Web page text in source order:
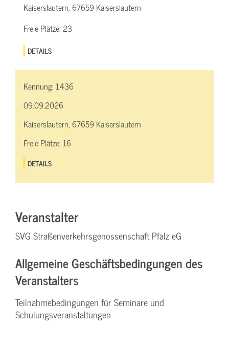
Kaiserslautern, 67659 Kaiserslautern
Freie Plätze:23
DETAILS
Kennung: 1436
09.09.2026
Kaiserslautern, 67659 Kaiserslautern
Freie Plätze: 16
DETAILS
Veranstalter
SVG Straßenverkehrsgenossenschaft Pfalz eG
Allgemeine Geschäftsbedingungen des
Veranstalters
Teilnahmebedingungen für Seminare und
Schulungsveranstaltungen